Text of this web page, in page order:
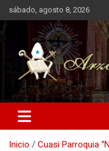
Saltar
al
contenido
sábado, agosto 8, 2026
Arzobispado de Salta
Inicio
Cuasi Parroquia